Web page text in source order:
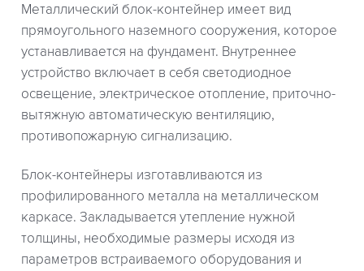
Металлический блок-контейнер имеет вид
прямоугольного наземного сооружения, которое
устанавливается на фундамент. Внутреннее
устройство включает в себя светодиодное
освещение, электрическое отопление, приточно-
вытяжную автоматическую вентиляцию,
противопожарную сигнализацию.
Блок-контейнеры изготавливаются из
профилированного металла на металлическом
каркасе. Закладывается утепление нужной
толщины, необходимые размеры исходя из
параметров встраиваемого оборудования и